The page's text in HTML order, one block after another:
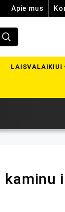
Apie mus
LAISVALAIKIUI
kaminu